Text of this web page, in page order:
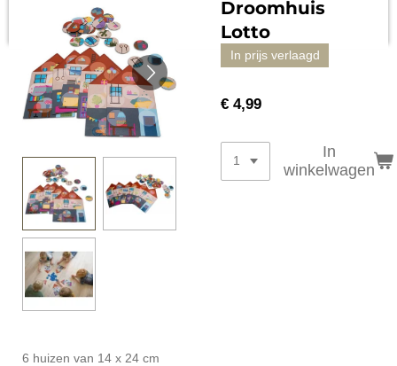
Droomhuis
Lotto
In prijs verlaagd
€ 4,99
In
winkelwagen
6 huizen van 14 x 24 cm